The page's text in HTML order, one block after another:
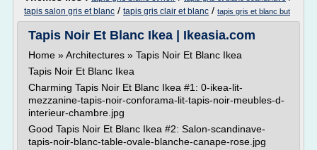
tapis salon gris et blanc / tapis gris clair et blanc / tapis gris et blanc but
Tapis Noir Et Blanc Ikea | Ikeasia.com
Home » Architectures » Tapis Noir Et Blanc Ikea
Tapis Noir Et Blanc Ikea
Charming Tapis Noir Et Blanc Ikea #1: 0-ikea-lit-
mezzanine-tapis-noir-conforama-lit-tapis-noir-meubles-d-
interieur-chambre.jpg
Good Tapis Noir Et Blanc Ikea #2: Salon-scandinave-
tapis-noir-blanc-table-ovale-blanche-canape-rose.jpg